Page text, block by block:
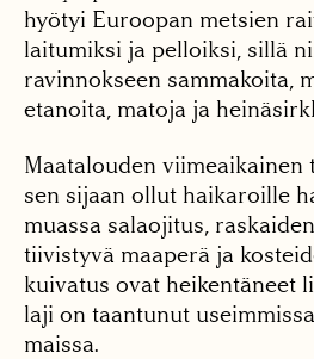
hyötyi Euroopan metsien
laitumiksi ja pelloiksi, sillä
ravinnokseen sammakoita,
etanoita, matoja ja
Maatalouden viimeaikainen
sen sijaan ollut haikaroille
muassa salaojitus,
tiivistyvä maaperä ja
kuivatus ovat heikentäneet
laji on taantunut
maissa.